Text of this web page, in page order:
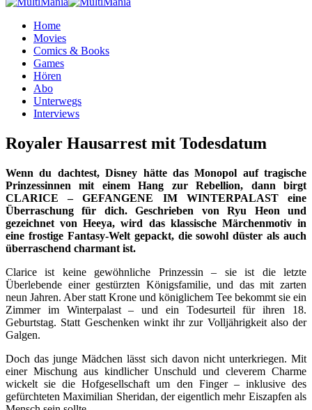
Home
Movies
Comics & Books
Games
Hören
Abo
Unterwegs
Interviews
Royaler Hausarrest mit Todesdatum
Wenn du dachtest, Disney hätte das Monopol auf tragische
Prinzessinnen mit einem Hang zur Rebellion, dann birgt
CLARICE – GEFANGENE IM WINTERPALAST eine
Überraschung für dich. Geschrieben von Ryu Heon und
gezeichnet von Heeya, wird das klassische Märchenmotiv in
eine frostige Fantasy-Welt gepackt, die sowohl düster als auch
überraschend charmant ist.
Clarice ist keine gewöhnliche Prinzessin – sie ist die letzte
Überlebende einer gestürzten Königsfamilie, und das mit zarten
neun Jahren. Aber statt Krone und königlichem Tee bekommt sie ein
Zimmer im Winterpalast – und ein Todesurteil für ihren 18.
Geburtstag. Statt Geschenken winkt ihr zur Volljährigkeit also der
Galgen.
Doch das junge Mädchen lässt sich davon nicht unterkriegen. Mit
einer Mischung aus kindlicher Unschuld und cleverem Charme
wickelt sie die Hofgesellschaft um den Finger – inklusive des
gefürchteten Maximilian Sheridan, der eigentlich mehr Eiszapfen als